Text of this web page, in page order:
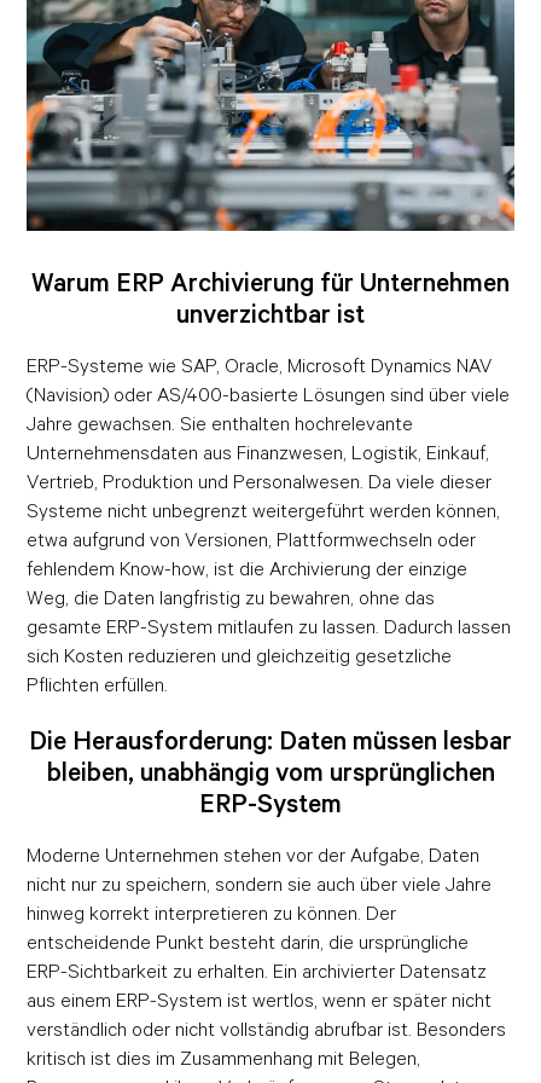
Warum ERP Archivierung für Unternehmen
unverzichtbar ist
ERP-Systeme wie SAP, Oracle, Microsoft Dynamics NAV
(Navision) oder AS/400-basierte Lösungen sind über viele
Jahre gewachsen. Sie enthalten hochrelevante
Unternehmensdaten aus Finanzwesen, Logistik, Einkauf,
Vertrieb, Produktion und Personalwesen. Da viele dieser
Systeme nicht unbegrenzt weitergeführt werden können,
etwa aufgrund von Versionen, Plattformwechseln oder
fehlendem Know-how, ist die Archivierung der einzige
Weg, die Daten langfristig zu bewahren, ohne das
gesamte ERP-System mitlaufen zu lassen. Dadurch lassen
sich Kosten reduzieren und gleichzeitig gesetzliche
Pflichten erfüllen.
Die Herausforderung: Daten müssen lesbar
bleiben, unabhängig vom ursprünglichen
ERP-System
Moderne Unternehmen stehen vor der Aufgabe, Daten
nicht nur zu speichern, sondern sie auch über viele Jahre
hinweg korrekt interpretieren zu können. Der
entscheidende Punkt besteht darin, die ursprüngliche
ERP-Sichtbarkeit zu erhalten. Ein archivierter Datensatz
aus einem ERP-System ist wertlos, wenn er später nicht
verständlich oder nicht vollständig abrufbar ist. Besonders
kritisch ist dies im Zusammenhang mit Belegen,